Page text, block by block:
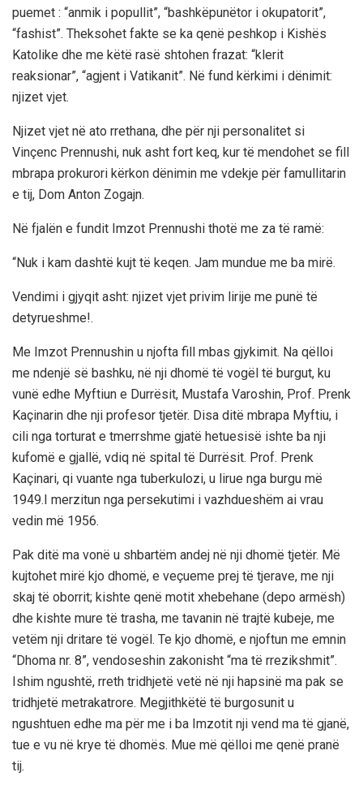
puemet : “anmik i popullit”, “bashkëpunëtor i okupatorit”,
“fashist”. Theksohet fakte se ka qenë peshkop i Kishës
Katolike dhe me këtë rasë shtohen frazat: “klerit
reaksionar”, “agjent i Vatikanit”. Në fund kërkimi i dënimit:
njizet vjet.
Njizet vjet në ato rrethana, dhe për nji personalitet si
Vinçenc Prennushi, nuk asht fort keq, kur të mendohet se fill
mbrapa prokurori kërkon dënimin me vdekje për famullitarin
e tij, Dom Anton Zogajn.
Në fjalën e fundit Imzot Prennushi thotë me za të ramë:
“Nuk i kam dashtë kujt të keqen. Jam mundue me ba mirë.
Vendimi i gjyqit asht: njizet vjet privim lirije me punë të
detyrueshme!.
Me Imzot Prennushin u njofta fill mbas gjykimit. Na qëlloi
me ndenjë së bashku, në nji dhomë të vogël të burgut, ku
vunë edhe Myftiun e Durrësit, Mustafa Varoshin, Prof. Prenk
Kaçinarin dhe nji profesor tjetër. Disa ditë mbrapa Myftiu, i
cili nga torturat e tmerrshme gjatë hetuesisë ishte ba nji
kufomë e gjallë, vdiq në spital të Durrësit. Prof. Prenk
Kaçinari, qi vuante nga tuberkulozi, u lirue nga burgu më
1949.I merzitun nga persekutimi i vazhdueshëm ai vrau
vedin më 1956.
Pak ditë ma vonë u shbartëm andej në nji dhomë tjetër. Më
kujtohet mirë kjo dhomë, e veçueme prej të tjerave, me nji
skaj të oborrit; kishte qenë motit xhebehane (depo armësh)
dhe kishte mure të trasha, me tavanin në trajtë kubeje, me
vetëm nji dritare të vogël. Te kjo dhomë, e njoftun me emnin
“Dhoma nr. 8”, vendoseshin zakonisht “ma të rrezikshmit”.
Ishim ngushtë, rreth tridhjetë vetë në nji hapsinë ma pak se
tridhjetë metrakatrore. Megjithkëtë të burgosunit u
ngushtuen edhe ma për me i ba Imzotit nji vend ma të gjanë,
tue e vu në krye të dhomës. Mue më qëlloi me qenë pranë
tij.